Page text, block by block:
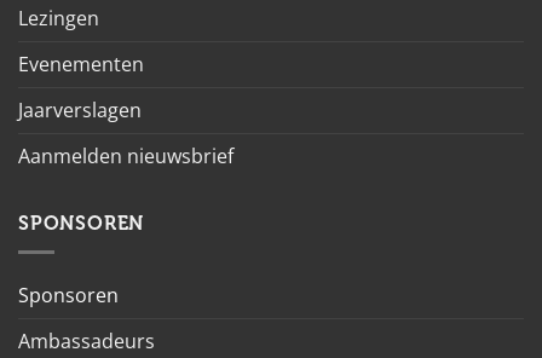
Lezingen
Evenementen
Jaarverslagen
Aanmelden nieuwsbrief
SPONSOREN
Sponsoren
Ambassadeurs